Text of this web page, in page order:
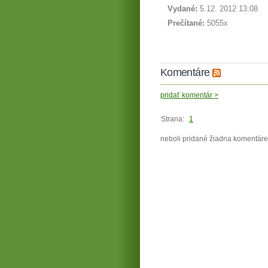
Vydané: 5.12. 2012 13:08
Prečítané: 5055x
Komentáre
pridať komentár >
Strana: 1
neboli pridané žiadna komentáre